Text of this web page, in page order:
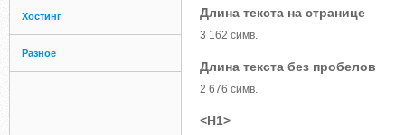
Хостинг
Разное
Длина текста на странице
3 162 симв.
Длина текста без пробелов
2 676 симв.
<H1>